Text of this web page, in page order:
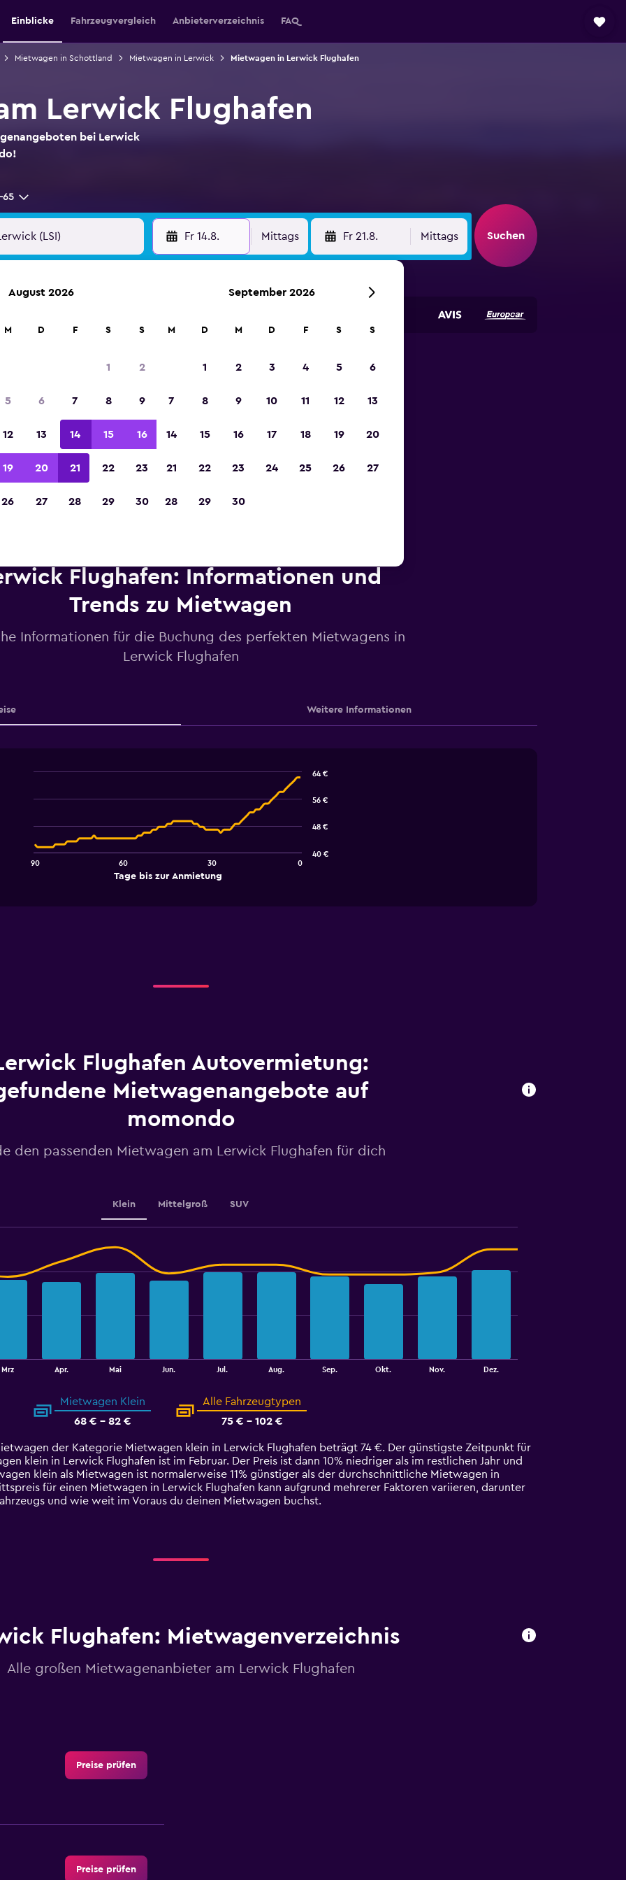
Einblicke Fahrzeugvergleich Anbieterverzeichnis FAQ
Mietwagen in Schottland Mietwagen in Lerwick Mietwagen in Lerwick Flughafen
Lerwick Flughafen
bei Lerwick
65
Fr 14.8. Mittags Fr 21.8. Mittags Suchen
an über 70.000 Standorten mit momondo.
Sieger 2023 gekürt
Flughafen: Informationen und
Trends zu Mietwagen
Informationen für die Buchung des perfekten Mietwagens in
Lerwick Flughafen
Weitere Informationen
chart
points.
The
chart
has
1
values.
Range:
Tage bis zur Anmietung
90 60 30 0
40 €
48 €
56 €
64 €
Flughafen Autovermietung:
Mietwagenangebote auf
momondo
den passenden Mietwagen am Lerwick Flughafen für dich
Klein Mittelgroß SUV
Mrz Apr. Mai Jun. Jul. Aug. Sep. Okt. Nov. Dez.
Mietwagen Klein
68 € - 82 €
Alle Fahrzeugtypen
75 € - 102 €
der Kategorie Mietwagen klein in Lerwick Flughafen beträgt 74 €. Der günstigste Zeitpunkt für
klein in Lerwick Flughafen ist im Februar. Der Preis ist dann 10% niedriger als im restlichen Jahr und
klein als Mietwagen ist normalerweise 11% günstiger als der durchschnittliche Mietwagen in
für einen Mietwagen in Lerwick Flughafen kann aufgrund mehrerer Faktoren variieren, darunter
und wie weit im Voraus du deinen Mietwagen buchst.
Flughafen: Mietwagenverzeichnis
Alle großen Mietwagenanbieter am Lerwick Flughafen
Preise prüfen
Preise prüfen
August 2026
M D F S S
1 2
5 6 7 8 9
12 13 14 15 16
19 20 21 22 23
26 27 28 29 30
September 2026
M D M D F S S
1 2 3 4 5 6
7 8 9 10 11 12 13
14 15 16 17 18 19 20
21 22 23 24 25 26 27
28 29 30